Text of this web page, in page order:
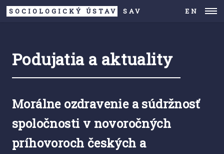
SOCIOLOGICKÝ ÚSTAV SAV EN
Podujatia a aktuality
Morálne ozdravenie a súdržnosť
spoločnosti v novoročných
príhovoroch českých a